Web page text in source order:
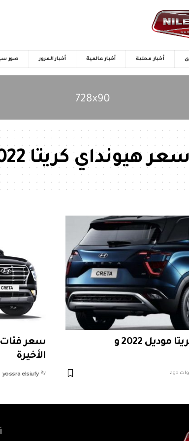
أخبار محلية أخبار عالمية أخبار المرور صور
سعر هيونداي كريتا 2022
سعر هيونداي كريتا موديل 2022 و
الأخيرة
By
yossra elsiufy